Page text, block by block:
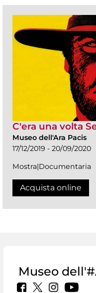
C'era una volta
Museo dell'Ara Pacis
17/12/2019 - 20/09/2020
Mostra|Documentaria
Acquista online
Museo